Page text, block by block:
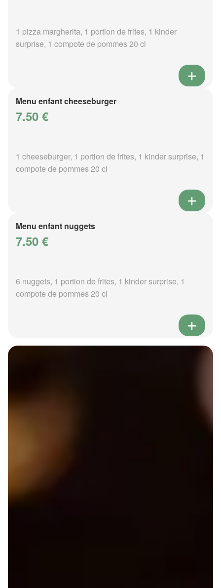
1 pizza margherita, 1 portion de frites, 1 kinder
surprise, 1 compote de pommes 20 cl
Menu enfant cheeseburger
7.50 €
1 cheeseburger, 1 portion de frites, 1 kinder surprise, 1
compote de pommes 20 cl
Menu enfant nuggets
7.50 €
6 nuggets, 1 portion de frites, 1 kinder surprise, 1
compote de pommes 20 cl